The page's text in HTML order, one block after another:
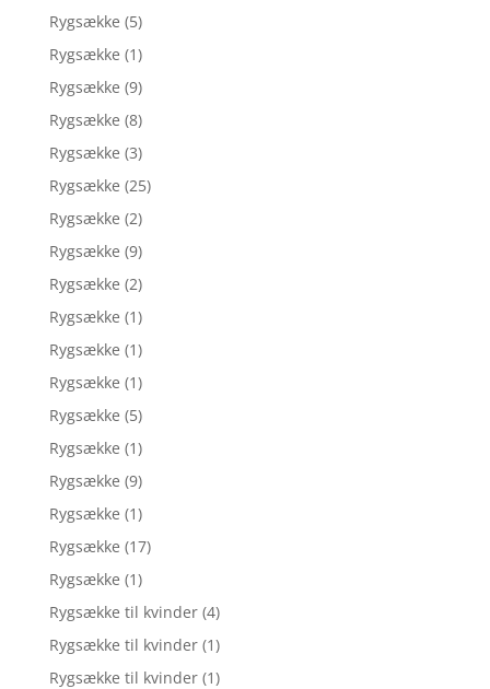
Rygsække (5)
Rygsække (1)
Rygsække (9)
Rygsække (8)
Rygsække (3)
Rygsække (25)
Rygsække (2)
Rygsække (9)
Rygsække (2)
Rygsække (1)
Rygsække (1)
Rygsække (1)
Rygsække (5)
Rygsække (1)
Rygsække (9)
Rygsække (1)
Rygsække (17)
Rygsække (1)
Rygsække til kvinder (4)
Rygsække til kvinder (1)
Rygsække til kvinder (1)